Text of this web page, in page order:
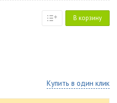
В корзину
Купить в один клик